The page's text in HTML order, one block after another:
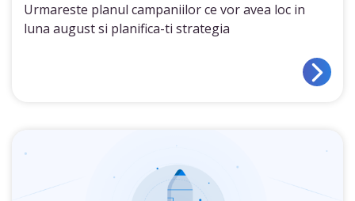
Urmareste planul campaniilor ce vor avea loc in
luna august si planifica-ti strategia